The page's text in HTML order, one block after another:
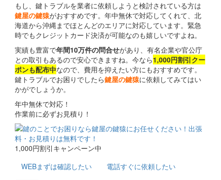
もし、鍵トラブルを業者に依頼しようと検討されている方は
鍵屋の鍵猿がおすすめです。年中無休で対応してくれて、北
海道から沖縄までほとんどのエリアに対応しています。緊急
時でもクレジットカード決済が可能なのも嬉しいですよね。
実績も豊富で年間10万件の問合せがあり、有名企業や官公庁
との取引もあるので安心できますね。今なら1,000円割引クー
ポンも配布中なので、費用を抑えたい方にもおすすめです。
鍵トラブルでお困りでしたら鍵屋の鍵猿に依頼してみてはい
かがでしょうか。
年中無休で対応！
作業前に必ずお見積り！
1,000円割引キャンペーン中
WEBまずは確認したい 電話すぐに依頼したい